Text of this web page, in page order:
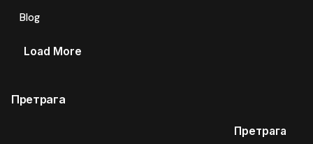
Претрага
Претрага
Blog
Load More